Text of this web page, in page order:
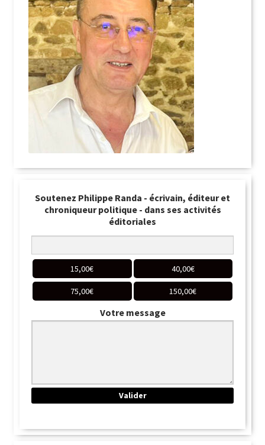
Soutenez Philippe Randa - écrivain, éditeur et
chroniqueur politique - dans ses activités
éditoriales
15,00€ 40,00€
75,00€ 150,00€
Votre message